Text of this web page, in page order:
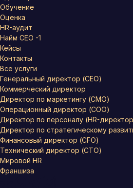
Обучение
Оценка
HR-аудит
Найм СЕО -1
Кейсы
Контакты
Все услуги
Генеральный директор (CEO)
Коммерческий директор
Директор по маркетингу (CMO)
Операционный директор (COO)
Директор по персоналу (HR-
Директор по стратегическому
Финансовый директор (CFO)
Технический директор (CTO)
Мировой HR
Франшиза